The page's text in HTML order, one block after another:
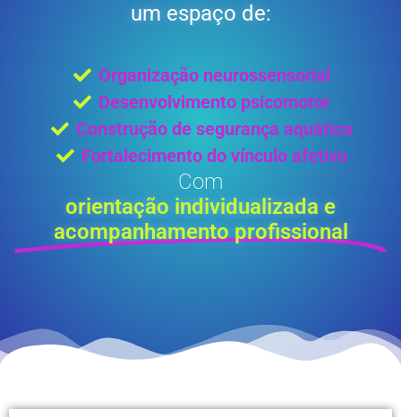
um espaço de:
Organização neurossensorial
Desenvolvimento psicomotor
Construção de segurança aquática
Fortalecimento do vínculo afetivo
Com
orientação individualizada e
acompanhamento profissional